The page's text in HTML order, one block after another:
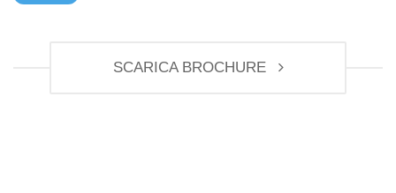
SCARICA BROCHURE